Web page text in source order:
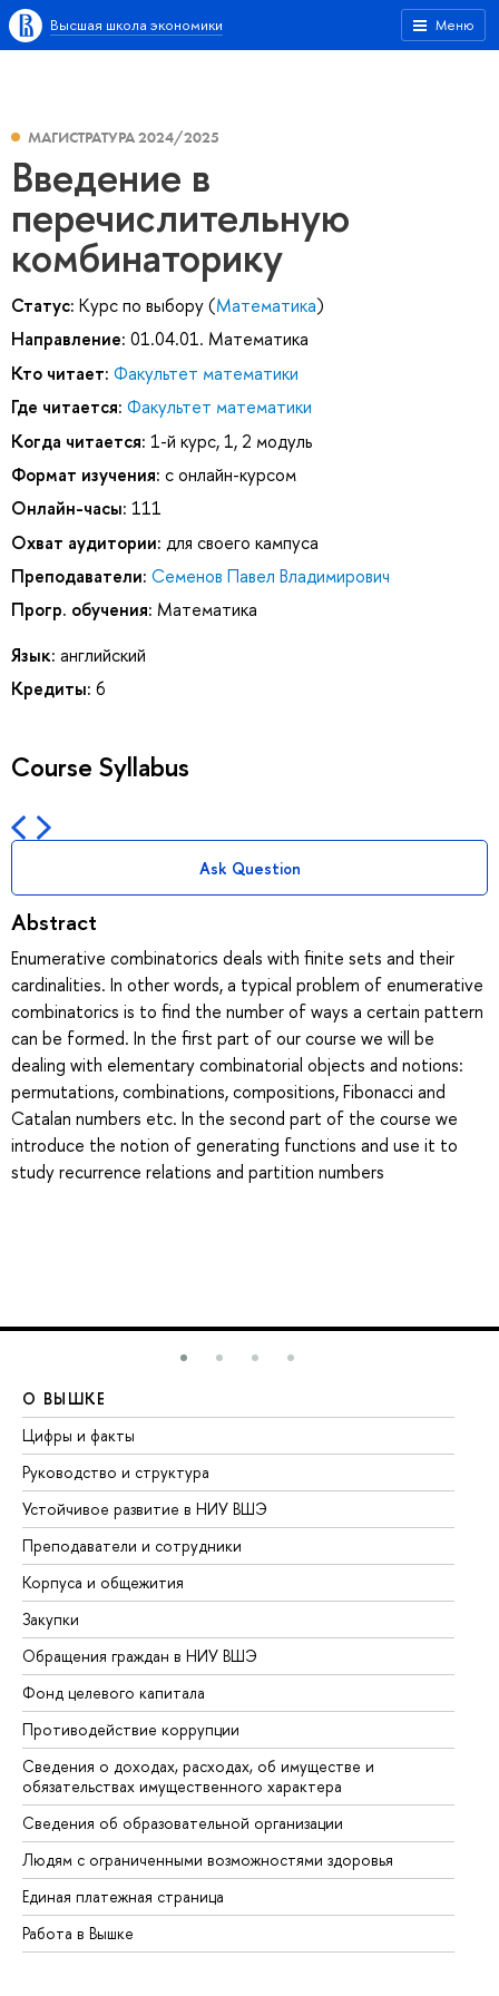
Меню
Высшая школа экономики
МАГИСТРАТУРА 2024/2025
Введение в
перечислительную
комбинаторику
Статус: Курс по выбору (Математика)
Направление: 01.04.01. Математика
Кто читает: Факультет математики
Где читается: Факультет математики
Когда читается: 1-й курс, 1, 2 модуль
Формат изучения: с онлайн-курсом
Онлайн-часы: 111
Охват аудитории: для своего кампуса
Преподаватели: Семенов Павел Владимирович
Прогр. обучения: Математика
Язык: английский
Кредиты: 6
Course Syllabus
Ask Question
Abstract
Enumerative combinatorics deals with finite sets and their
cardinalities. In other words, a typical problem of enumerative
combinatorics is to find the number of ways a certain pattern
can be formed. In the first part of our course we will be
dealing with elementary combinatorial objects and notions:
permutations, combinations, compositions, Fibonacci and
Catalan numbers etc. In the second part of the course we
introduce the notion of generating functions and use it to
study recurrence relations and partition numbers
О ВЫШКЕ
Цифры и факты
Руководство и структура
Устойчивое развитие в НИУ ВШЭ
Преподаватели и сотрудники
Корпуса и общежития
Закупки
Обращения граждан в НИУ ВШЭ
Фонд целевого капитала
Противодействие коррупции
Сведения о доходах, расходах, об имуществе и
обязательствах имущественного характера
Сведения об образовательной организации
Людям с ограниченными возможностями здоровья
Единая платежная страница
Работа в Вышке